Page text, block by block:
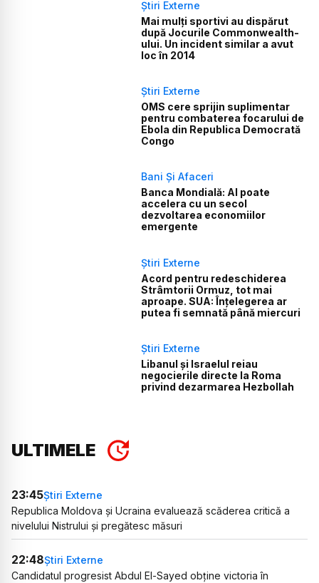
Știri Externe
Mai mulți sportivi au dispărut
după Jocurile Commonwealth-
ului. Un incident similar a avut
loc în 2014
Știri Externe
OMS cere sprijin suplimentar
pentru combaterea focarului de
Ebola din Republica Democrată
Congo
Bani Și Afaceri
Banca Mondială: AI poate
accelera cu un secol
dezvoltarea economiilor
emergente
Știri Externe
Acord pentru redeschiderea
Strâmtorii Ormuz, tot mai
aproape. SUA: Înțelegerea ar
putea fi semnată până miercuri
Știri Externe
Libanul și Israelul reiau
negocierile directe la Roma
privind dezarmarea Hezbollah
ULTIMELE
23:45Știri Externe
Republica Moldova și Ucraina evaluează scăderea critică a
nivelului Nistrului și pregătesc măsuri
22:48Știri Externe
Candidatul progresist Abdul El-Sayed obține victoria în